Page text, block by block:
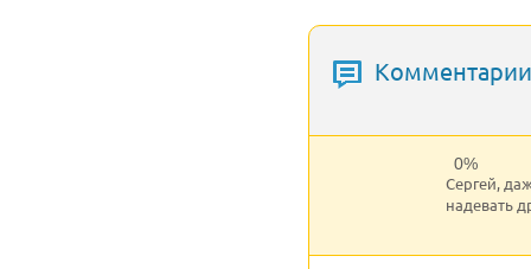
0%
Сергей,
надевать